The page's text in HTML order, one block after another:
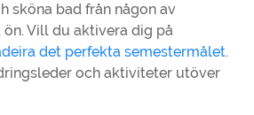
sköna bad från någon av
Vill du aktivera dig på
det perfekta semestermålet.
och aktiviteter utöver